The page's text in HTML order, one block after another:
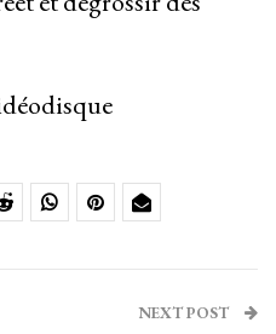
NEXT POST